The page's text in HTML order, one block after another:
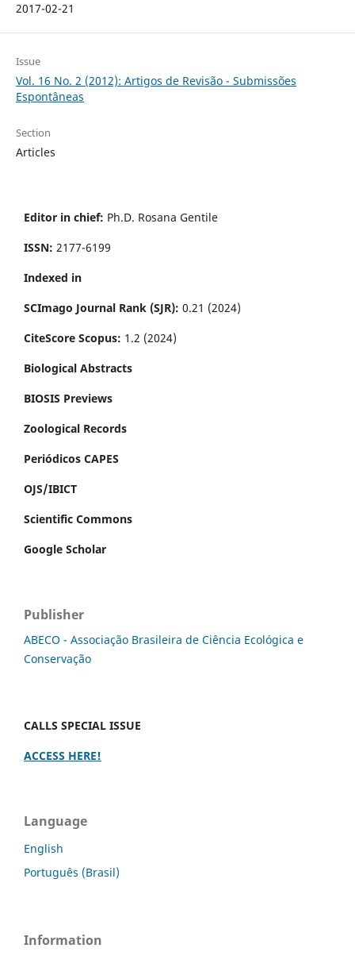
2017-02-21
Issue
Vol. 16 No. 2 (2012): Artigos de Revisão - Submissões
Espontâneas
Section
Articles
Editor in chief: Ph.D. Rosana Gentile
ISSN: 2177-6199
Indexed in
SCImago Journal Rank (SJR): 0.21 (2024)
CiteScore Scopus: 1.2 (2024)
Biological Abstracts
BIOSIS Previews
Zoological Records
Periódicos CAPES
OJS/IBICT
Scientific Commons
Google Scholar
Publisher
ABECO - Associação Brasileira de Ciência Ecológica e
Conservação
CALLS SPECIAL ISSUE
ACCESS HERE!
Language
English
Português (Brasil)
Information